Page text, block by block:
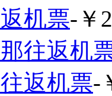
机票-￥
往返机
返机票-